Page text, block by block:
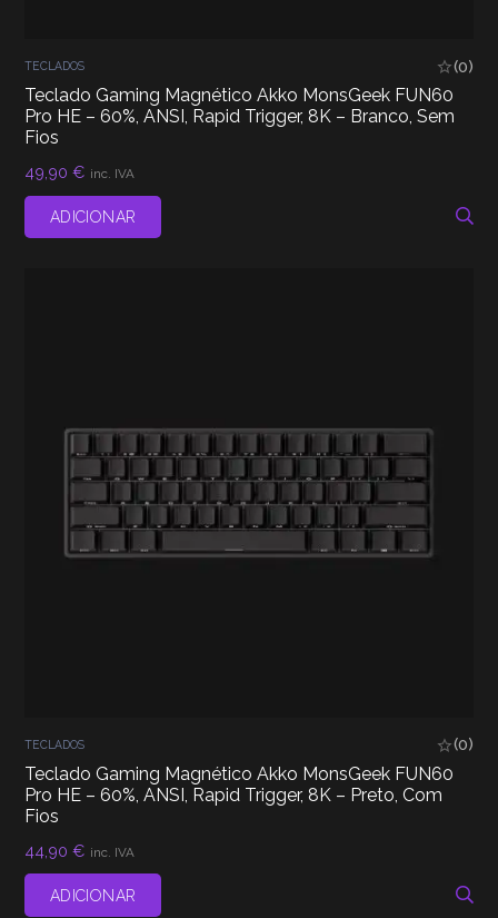
TECLADOS (0)
Teclado Gaming Magnético Akko MonsGeek FUN60
Pro HE – 60%, ANSI, Rapid Trigger, 8K – Branco, Sem
Fios
49,90€ inc. IVA
ADICIONAR
TECLADOS (0)
Teclado Gaming Magnético Akko MonsGeek FUN60
Pro HE – 60%, ANSI, Rapid Trigger, 8K – Preto, Com
Fios
44,90€ inc. IVA
ADICIONAR